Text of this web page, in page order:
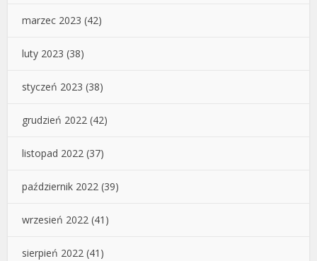
marzec 2023 (42)
luty 2023 (38)
styczeń 2023 (38)
grudzień 2022 (42)
listopad 2022 (37)
październik 2022 (39)
wrzesień 2022 (41)
sierpień 2022 (41)